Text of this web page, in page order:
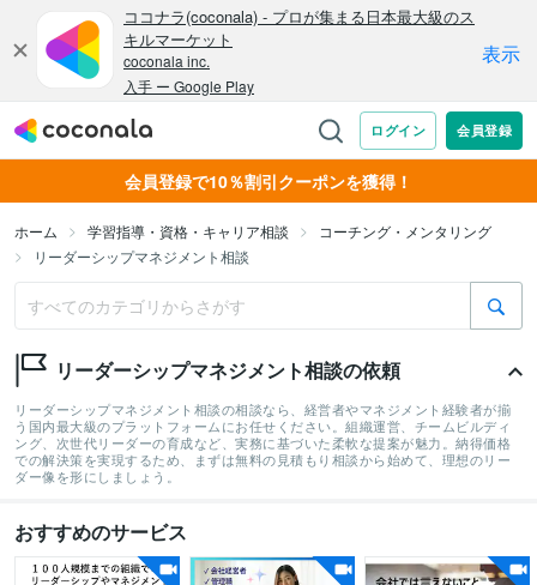
会員登録で10％割引クーポンを獲得！
ホーム 学習指導・資格・キャリア相談
コーチング・メンタリング
リーダーシップマネジメント相談
リーダーシップマネジメント相談の依頼
リーダーシップマネジメント相談の相談なら、経営者やマネジメント経験者が揃
う国内最大級のプラットフォームにお任せください。組織運営、チームビルディ
ング、次世代リーダーの育成など、実務に基づいた柔軟な提案が魅力。納得価格
での解決策を実現するため、まずは無料の見積もり相談から始めて、理想のリー
ダー像を形にしましょう。
おすすめのサービス